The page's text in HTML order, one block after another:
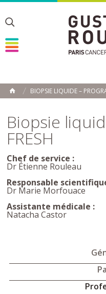
Toggle
Toggle
ACCUEIL
BIOPSIE LIQUIDE –
Biopsie
FRESH
Chef de service :
Dr Étienne Rouleau
Responsable
Dr Marie Morfouace
Assistante médicale :
Natacha Castor